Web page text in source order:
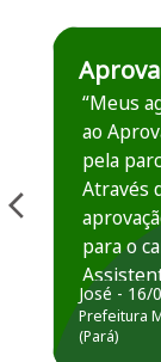
Estudante
“Meus
ao
pela
Através
para o
estou
José - 16/
Prefeitura
(Pará)